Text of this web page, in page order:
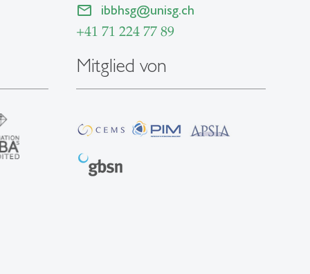
ibbhsg@unisg.ch
+41 71 224 77 89
Mitglied von